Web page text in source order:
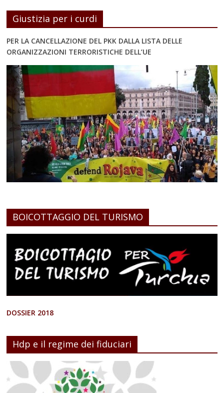
Giustizia per i curdi
PER LA CANCELLAZIONE DEL PKK DALLA LISTA DELLE
ORGANIZZAZIONI TERRORISTICHE DELL’UE
BOICOTTAGGIO DEL TURISMO
DOSSIER 2018
Hdp e il regime dei fiduciari